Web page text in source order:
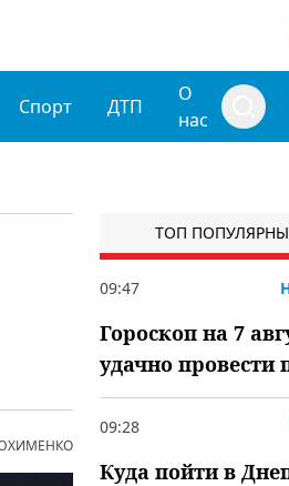
Спорт ДТП
О
нас
ТОП
09:47
Гороскоп на 7
удачно провести
09:28
Куда пойти в